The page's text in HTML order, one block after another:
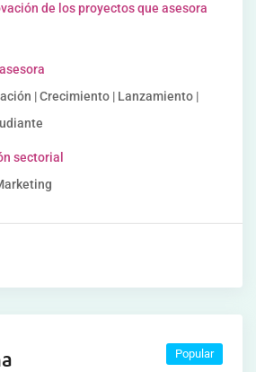
de los proyectos que asesora
| Crecimiento | Lanzamiento |
sectorial
Popular